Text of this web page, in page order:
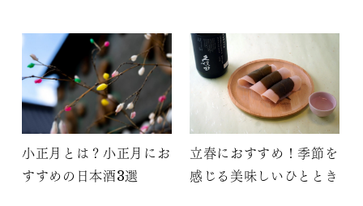
小正月とは？小正月にお
すすめの日本酒3選
立春におすすめ！季節を
感じる美味しいひととき